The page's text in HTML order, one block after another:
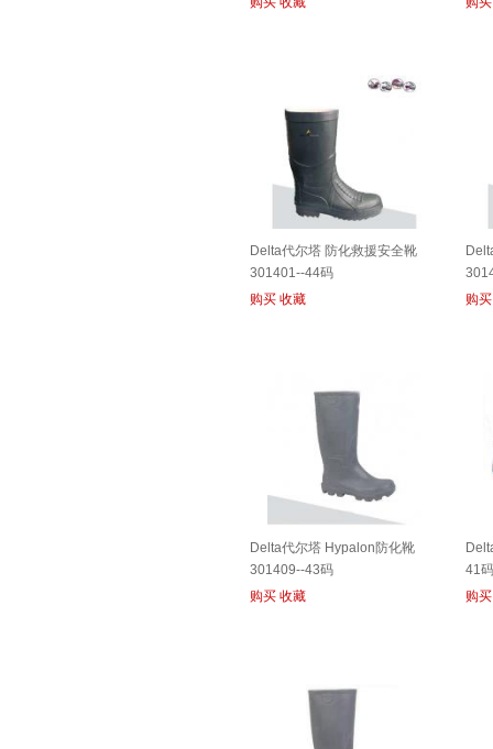
Delta代尔塔 防化救援安全靴
301401--44码
购买 收藏
购买
Delta代尔塔 Hypalon防化靴
301409--43码
购买 收藏
41码
购买